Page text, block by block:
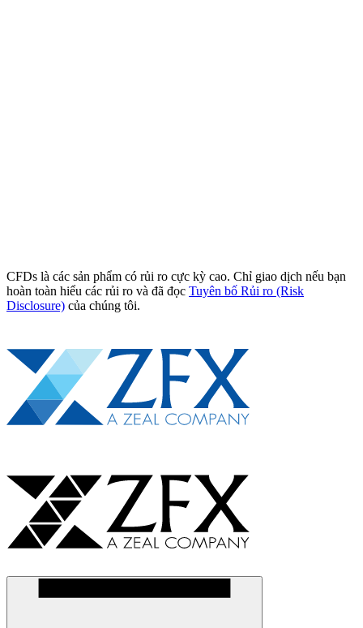
CFDs là các sản phẩm có rủi ro cực kỳ cao. Chỉ giao dịch nếu bạn
hoàn toàn hiểu các rủi ro và đã đọc Tuyên bố Rủi ro (Risk
Disclosure) của chúng tôi.